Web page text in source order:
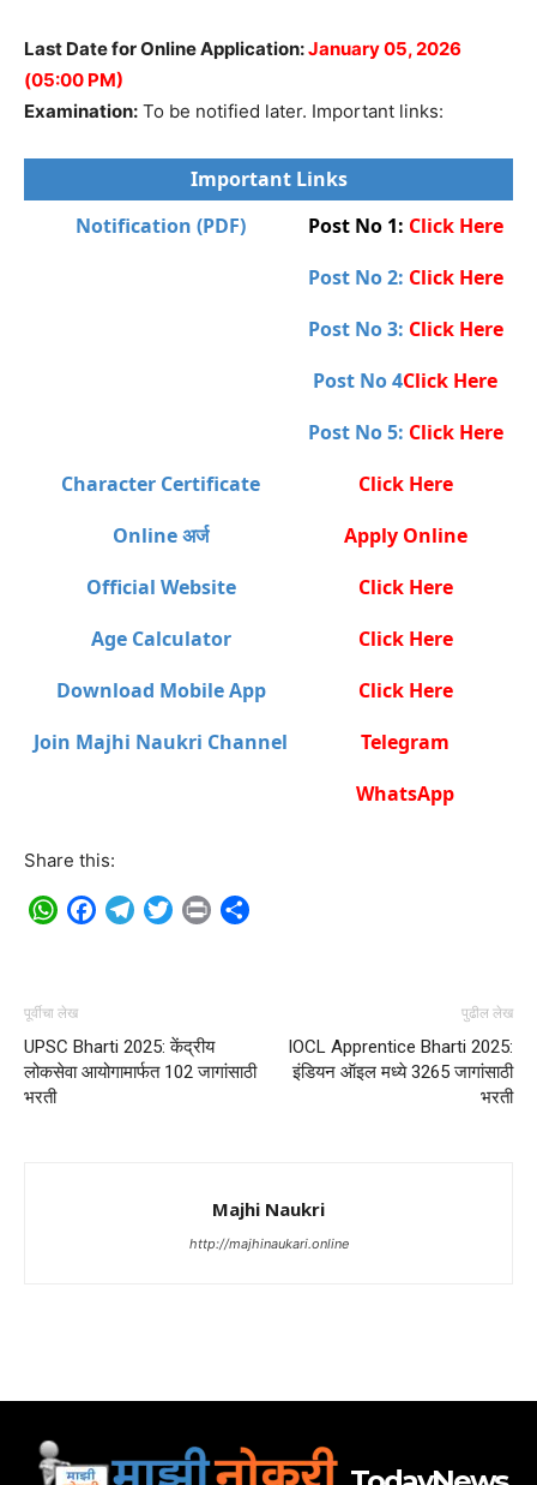
Last Date for Online Application:January 05, 2026
(05:00 PM)
Examination: To be notified later. Important links:
Important Links
Notification (PDF)
Post No 1: Click Here
Post No 2: Click Here
Post No 3: Click Here
Post No 4Click Here
Post No 5: Click Here
Character Certificate
Click Here
Online अर्ज
Apply Online
Official Website
Click Here
Age Calculator
Click Here
Download Mobile App
Click Here
Join Majhi Naukri Channel
Telegram
WhatsApp
Share this:
WhatsApp
Facebook
TelegramTwitterPrint
पूर्वीचा लेख
UPSC Bharti 2025: केंद्रीय
लोकसेवा आयोगामार्फत 102 जागांसाठी
भरती
पुढील लेख
IOCL Apprentice Bharti 2025:
इंडियन ऑइल मध्ये 3265 जागांसाठी
भरती
Majhi Naukri
http://majhinaukari.online